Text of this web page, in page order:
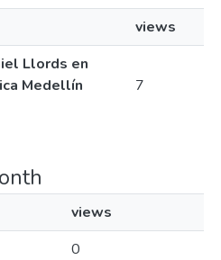
views
Llords en
Medellín
7
views
0